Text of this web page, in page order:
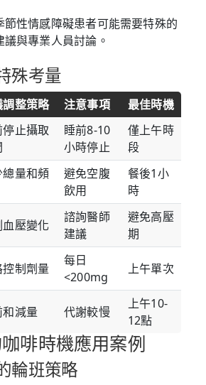
節性情感障礙患者可能需要特殊的
與專業人員討論。
殊考量
調整策略 注意事項 最佳時機
止攝取
睡前8-10
小時停止
僅上午時
段
總量和頻
避免空腹
飲用
餐後1小
時
血壓變化
諮詢醫師
建議
避免高壓
期
控制劑量
每日
<200mg
上午單次
減量 代謝較慢
上午10-
12點
啡時機應用案例
輪班策略